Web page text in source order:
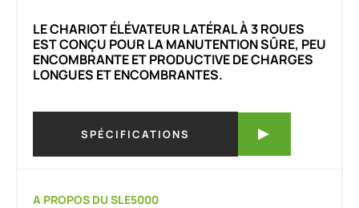
LE CHARIOT ÉLÉVATEUR LATÉRAL À 3 ROUES
EST CONÇU POUR LA MANUTENTION SÛRE, PEU
ENCOMBRANTE ET PRODUCTIVE DE CHARGES
LONGUES ET ENCOMBRANTES.
SPÉCIFICATIONS
A PROPOS DU SLE5000